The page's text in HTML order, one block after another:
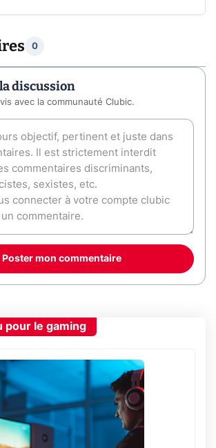
0
discussion
avec la communauté Clubic.
Poster mon commentaire
pour le gaming